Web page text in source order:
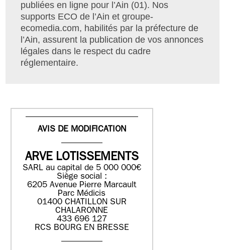
publiées en ligne pour l’Ain (01). Nos
supports ECO de l’Ain et groupe-
ecomedia.com, habilités par la préfecture de
l’Ain, assurent la publication de vos annonces
légales dans le respect du cadre
réglementaire.
AVIS DE MODIFICATION
ARVE LOTISSEMENTS
SARL au capital de 5 000 000€
Siège social :
6205 Avenue Pierre Marcault
Parc Médicis
01400 CHATILLON SUR
CHALARONNE
433 696 127
RCS BOURG EN BRESSE